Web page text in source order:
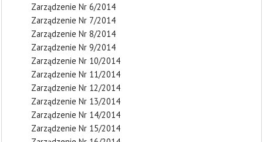
Zarządzenie Nr 6/2014
Zarządzenie Nr 7/2014
Zarządzenie Nr 8/2014
Zarządzenie Nr 9/2014
Zarządzenie Nr 10/2014
Zarządzenie Nr 11/2014
Zarządzenie Nr 12/2014
Zarządzenie Nr 13/2014
Zarządzenie Nr 14/2014
Zarządzenie Nr 15/2014